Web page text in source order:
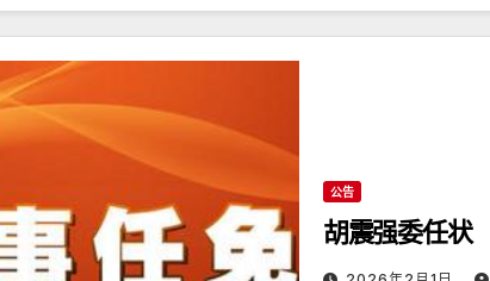
公告
胡震强委任状